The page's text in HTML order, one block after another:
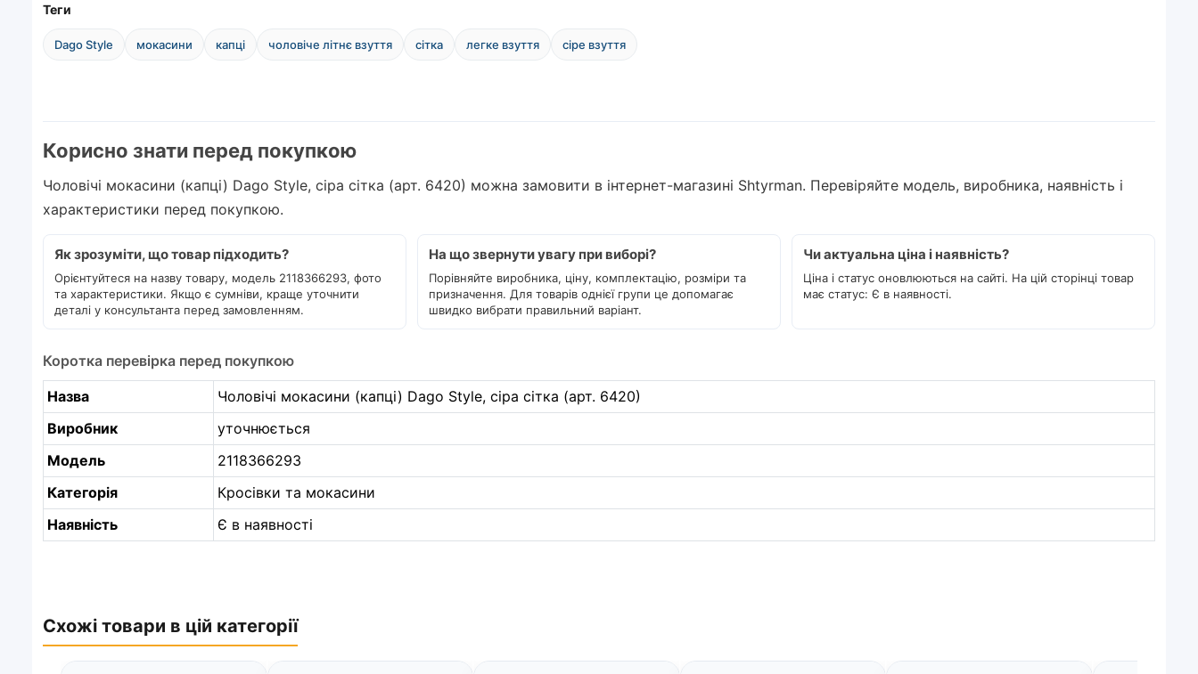
Теги
Dago Style мокасини капці чоловіче літнє взуття сітка легке взуття сіре взуття
Корисно знати перед покупкою
Чоловічі мокасини (капці) Dago Style, сіра сітка (арт. 6420) можна замовити в інтернет-магазині Shtyrman. Перевіряйте модель, виробника, наявність і
характеристики перед покупкою.
Як зрозуміти, що товар підходить?
Орієнтуйтеся на назву товару, модель 2118366293, фото
та характеристики. Якщо є сумніви, краще уточнити
деталі у консультанта перед замовленням.
На що звернути увагу при виборі?
Порівняйте виробника, ціну, комплектацію, розміри та
призначення. Для товарів однієї групи це допомагає
швидко вибрати правильний варіант.
Чи актуальна ціна і наявність?
Ціна і статус оновлюються на сайті. На цій сторінці товар
має статус: Є в наявності.
Коротка перевірка перед покупкою
Назва
Чоловічі мокасини (капці) Dago Style, сіра сітка (арт. 6420)
Виробник
уточнюється
Модель
2118366293
Категорія
Кросівки та мокасини
Наявність
Є в наявності
Схожі товари в цій категорії